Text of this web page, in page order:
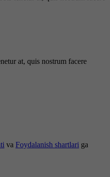
at, quis nostrum facere
va Foydalanish shartlari ga